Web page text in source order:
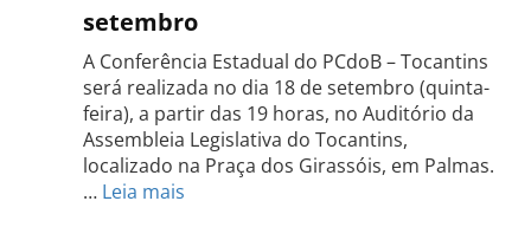
setembro
A Conferência Estadual do PCdoB – Tocantins
será realizada no dia 18 de setembro (quinta-
feira), a partir das 19 horas, no Auditório da
Assembleia Legislativa do Tocantins,
localizado na Praça dos Girassóis, em Palmas.
… Leia mais